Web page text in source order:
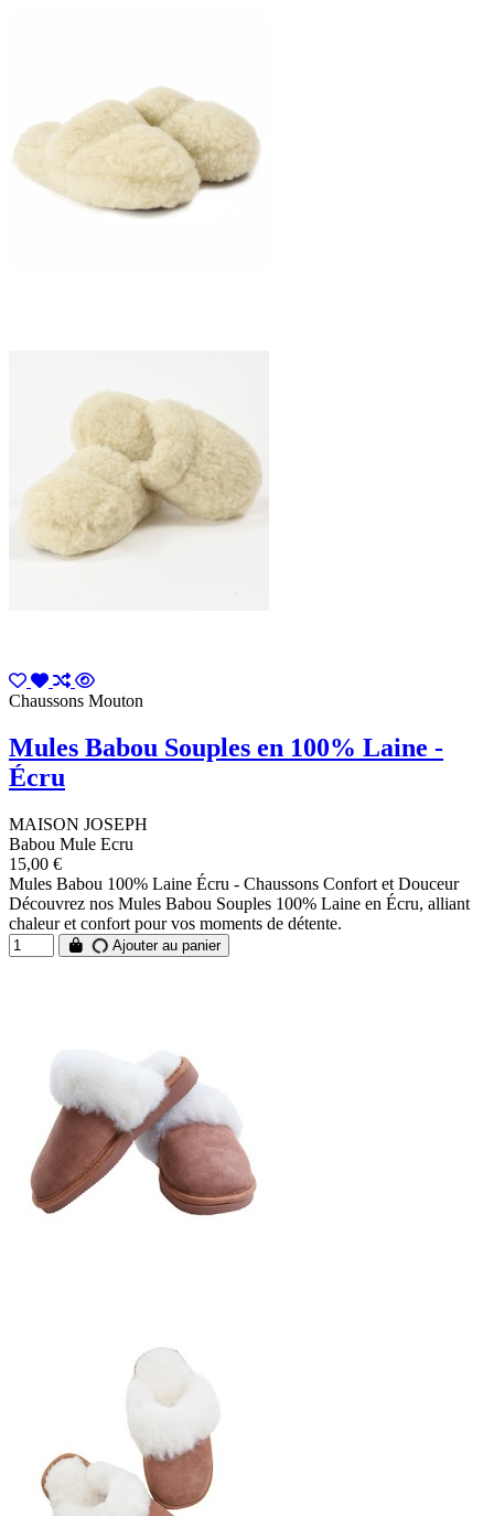
Chaussons Mouton
Mules Babou Souples en 100% Laine -
Écru
MAISON JOSEPH
Babou Mule Ecru
15,00 €
Mules Babou 100% Laine Écru - Chaussons Confort et Douceur
Découvrez nos Mules Babou Souples 100% Laine en Écru, alliant
chaleur et confort pour vos moments de détente.
Ajouter au panier